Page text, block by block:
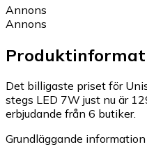
Annons
Annons
Det billigaste priset för
stegs LED 7W just nu är
erbjudande från 6 butiker.
Grundläggande information